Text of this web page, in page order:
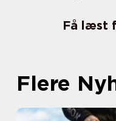
Få læst
Flere